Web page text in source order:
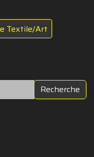
Textile/Art
Recherche